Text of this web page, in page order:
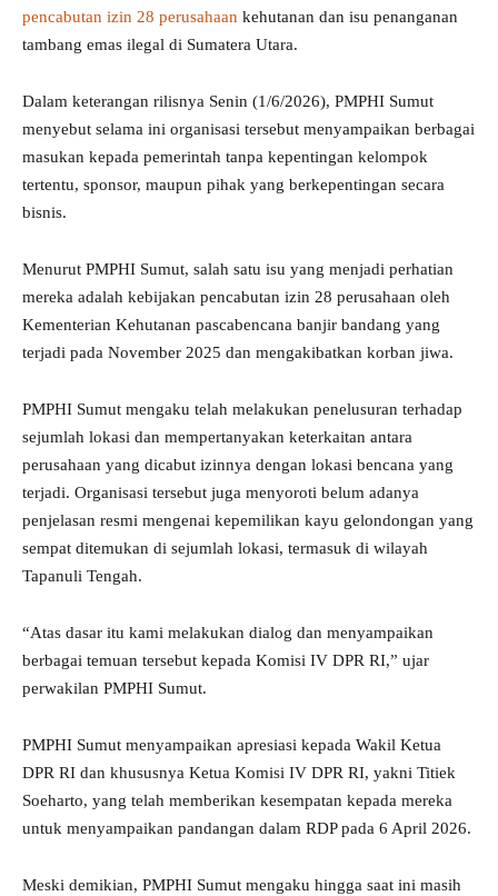
pencabutan izin 28 perusahaan kehutanan dan isu penanganan
tambang emas ilegal di Sumatera Utara.
Dalam keterangan rilisnya Senin (1/6/2026), PMPHI Sumut
menyebut selama ini organisasi tersebut menyampaikan berbagai
masukan kepada pemerintah tanpa kepentingan kelompok
tertentu, sponsor, maupun pihak yang berkepentingan secara
bisnis.
Menurut PMPHI Sumut, salah satu isu yang menjadi perhatian
mereka adalah kebijakan pencabutan izin 28 perusahaan oleh
Kementerian Kehutanan pascabencana banjir bandang yang
terjadi pada November 2025 dan mengakibatkan korban jiwa.
PMPHI Sumut mengaku telah melakukan penelusuran terhadap
sejumlah lokasi dan mempertanyakan keterkaitan antara
perusahaan yang dicabut izinnya dengan lokasi bencana yang
terjadi. Organisasi tersebut juga menyoroti belum adanya
penjelasan resmi mengenai kepemilikan kayu gelondongan yang
sempat ditemukan di sejumlah lokasi, termasuk di wilayah
Tapanuli Tengah.
“Atas dasar itu kami melakukan dialog dan menyampaikan
berbagai temuan tersebut kepada Komisi IV DPR RI,” ujar
perwakilan PMPHI Sumut.
PMPHI Sumut menyampaikan apresiasi kepada Wakil Ketua
DPR RI dan khususnya Ketua Komisi IV DPR RI, yakni Titiek
Soeharto, yang telah memberikan kesempatan kepada mereka
untuk menyampaikan pandangan dalam RDP pada 6 April 2026.
Meski demikian, PMPHI Sumut mengaku hingga saat ini masih